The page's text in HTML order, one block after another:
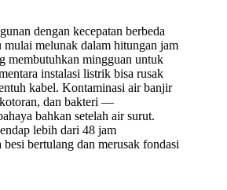
dengan kecepatan berbeda
mulai melunak dalam hitungan jam
membutuhkan mingguan untuk
instalasi listrik bisa rusak
kabel. Kontaminasi air banjir
dan bakteri —
bahkan setelah air surut.
lebih dari 48 jam
bertulang dan merusak fondasi